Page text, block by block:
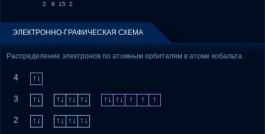
2
8 15 2
ЭЛЕКТРОННО-ГРАФИЧЕСКАЯ СХЕМА
Распределение электронов по атомным орбиталям в атоме кобальта.
4 ↑↓
3 ↑↓ ↑↓ ↑↓ ↑↓ ↑↓ ↑↓ ↑ ↑ ↑
2 ↑↓ ↑↓ ↑↓ ↑↓